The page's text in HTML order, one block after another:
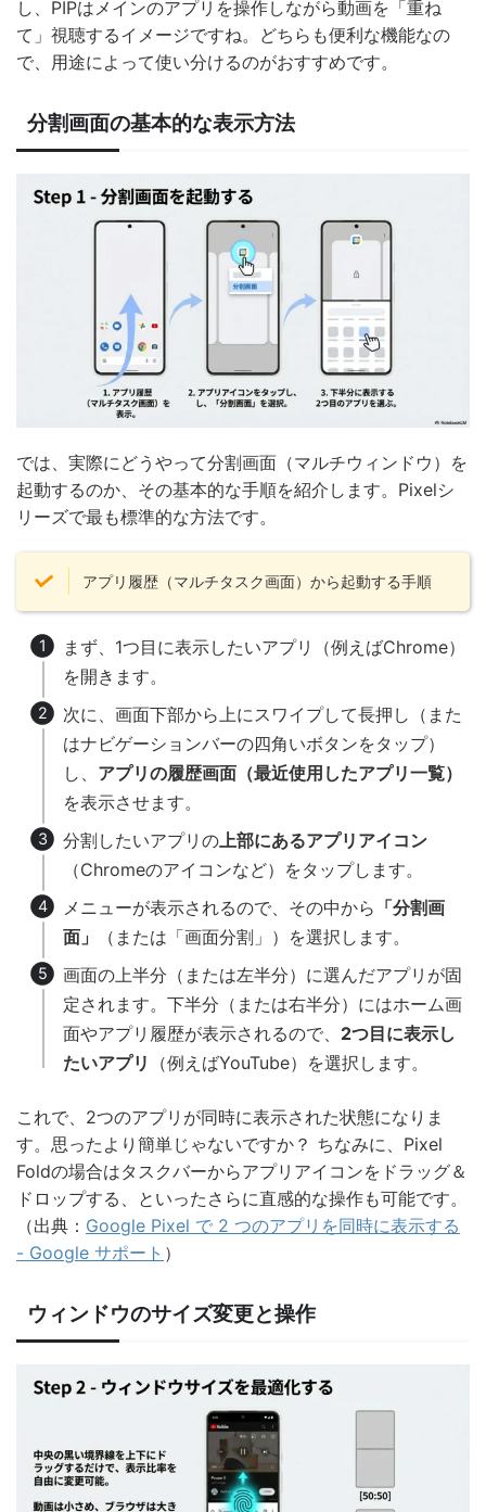
し、PIPはメインのアプリを操作しながら動画を「重ね
て」視聴するイメージですね。どちらも便利な機能なの
で、用途によって使い分けるのがおすすめです。
分割画面の基本的な表示方法
では、実際にどうやって分割画面（マルチウィンドウ）を
起動するのか、その基本的な手順を紹介します。Pixelシ
リーズで最も標準的な方法です。
アプリ履歴（マルチタスク画面）から起動する手順
まず、1つ目に表示したいアプリ（例えばChrome）
を開きます。
次に、画面下部から上にスワイプして長押し（また
はナビゲーションバーの四角いボタンをタップ）
し、 アプリの履歴画面（最近使用したアプリ一覧）
を表示させます。
分割したいアプリの 上部にあるアプリアイコン
（Chromeのアイコンなど）をタップします。
メニューが表示されるので、その中から 「分割画
面」
（または「画面分割」）を選択します。
画面の上半分（または左半分）に選んだアプリが固
定されます。下半分（または右半分）にはホーム画
面やアプリ履歴が表示されるので、 2つ目に表示し
たいアプリ
（例えばYouTube）を選択します。
これで、2つのアプリが同時に表示された状態になりま
す。思ったより簡単じゃないですか？ ちなみに、Pixel
Foldの場合はタスクバーからアプリアイコンをドラッグ＆
ドロップする、といったさらに直感的な操作も可能です。
（出典： Google Pixel で 2 つのアプリを同時に表示する
- Google サポート ）
ウィンドウのサイズ変更と操作